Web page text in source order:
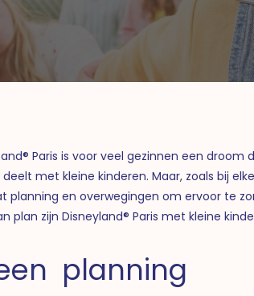
Paris is voor veel gezinnen een
met kleine kinderen. Maar, zoals bij
planning en overwegingen om ervoor te
plan zijn Disneyland® Paris met kleine
planning